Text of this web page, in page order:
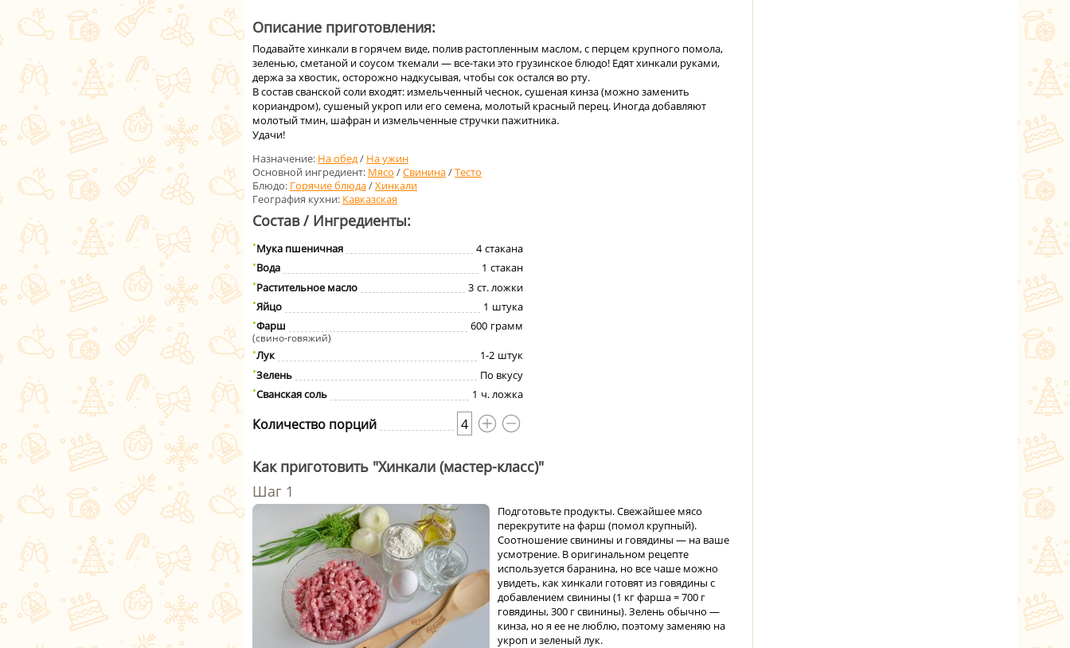
Описание приготовления:
Подавайте хинкали в горячем виде, полив растопленным маслом, с перцем крупного помола,
зеленью, сметаной и соусом ткемали — все-таки это грузинское блюдо! Едят хинкали руками,
держа за хвостик, осторожно надкусывая, чтобы сок остался во рту.
В состав сванской соли входят: измельченный чеснок, сушеная кинза (можно заменить
кориандром), сушеный укроп или его семена, молотый красный перец. Иногда добавляют
молотый тмин, шафран и измельченные стручки пажитника.
Удачи!
Назначение: На обед/ На ужин
Основной ингредиент: Мясо /Свинина/Тесто
Блюдо: Горячие блюда/Хинкали
География кухни: Кавказская
Состав / Ингредиенты:
Мука пшеничная 4 стакана
Вода
1 стакан
Растительное масло
3 ст. ложки
Яйцо
1 штука
Фарш
600 грамм
(свино-говяжий)
Лук 1-2 штук
Зелень
По вкусу
Сванская соль
1 ч. ложка
Количество порций 4
Как приготовить "Хинкали (мастер-класс)"
Подготовьте продукты. Свежайшее мясо
перекрутите на фарш (помол крупный).
Соотношение свинины и говядины — на ваше
усмотрение. В оригинальном рецепте
используется баранина, но все чаше можно
увидеть, как хинкали готовят из говядины с
добавлением свинины (1 кг фарша = 700 г
говядины, 300 г свинины). Зелень обычно —
кинза, но я ее не люблю, поэтому заменяю на
укроп и зеленый лук.